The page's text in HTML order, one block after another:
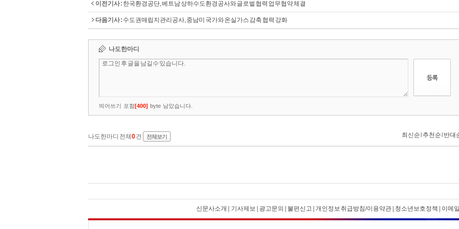
이전기사 : 한국환경공단, 베트남 상하수도환경공사와 글로벌 협력 업무협약 체결
다음기사 : 수도권매립지관리공사, 중남미 국가와 온실가스 감축 협력 강화
신문사소개 기사제보 광고문의 불편신고 |개인정보 취급방침/이용약관 청소년보호정책 이메